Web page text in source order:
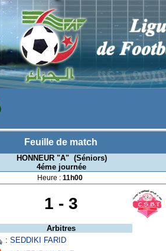
Feuille de match
HONNEUR "A" (Séniors)
4éme journée
Heure : 11h00
1 -3
Arbitres
: SEDDIKI FARID